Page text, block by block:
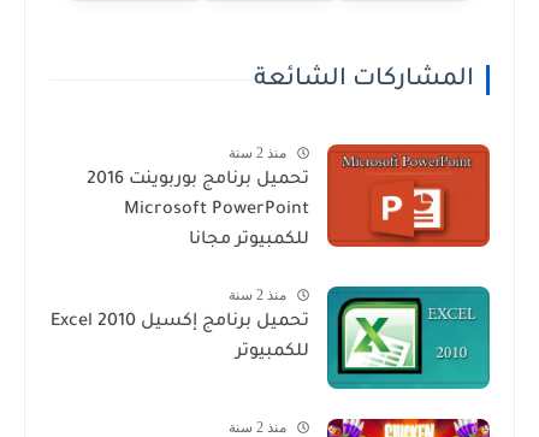
المشاركات الشائعة
منذ 2 سنة
تحميل برنامج بوربوينت 2016
Microsoft PowerPoint
للكمبيوتر مجانا
منذ 2 سنة
تحميل برنامج إكسيل Excel 2010
للكمبيوتر
منذ 2 سنة